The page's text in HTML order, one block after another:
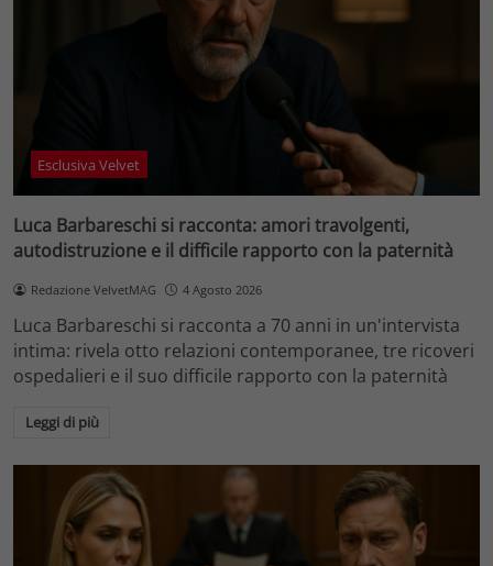
Esclusiva Velvet
Luca Barbareschi si racconta: amori travolgenti,
autodistruzione e il difficile rapporto con la paternità
Redazione VelvetMAG 4 Agosto 2026
Luca Barbareschi si racconta a 70 anni in un'intervista
intima: rivela otto relazioni contemporanee, tre ricoveri
ospedalieri e il suo difficile rapporto con la paternità
Leggi di più